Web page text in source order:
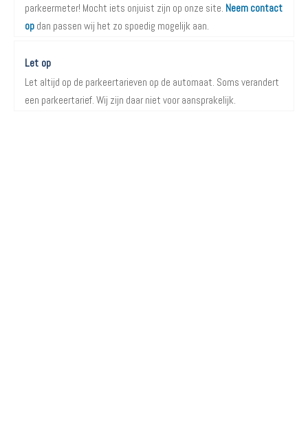
parkeermeter! Mocht iets onjuist zijn op onze site. Neem contact
op dan passen wij het zo spoedig mogelijk aan.
Let op
Let altijd op de parkeertarieven op de automaat. Soms verandert
een parkeertarief. Wij zijn daar niet voor aansprakelijk.